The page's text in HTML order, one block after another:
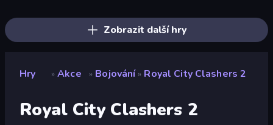
Zobrazit další hry
Hry » Akce » Bojování » Royal City Clashers 2
Royal City Clashers 2